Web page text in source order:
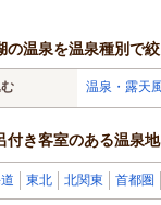
の温泉を温泉種別で
温泉・露天
付き客室のある温泉地
東北 北関東 首都圏